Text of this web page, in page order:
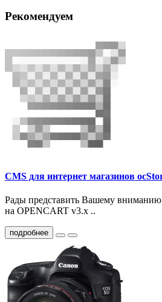
Рекомендуем
CMS для интернет магазинов
Рады представить Вашему
на OPENCART v3.x ..
подробнее